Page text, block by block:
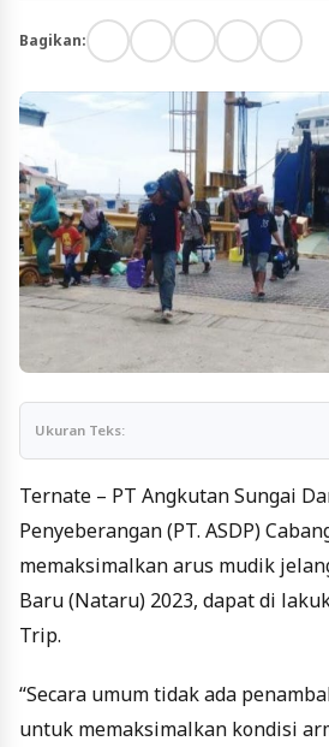
Bagikan:
Ukuran Teks:
Ternate – PT Angkutan Sungai
Penyeberangan (PT. ASDP)
memaksimalkan arus mudik
Baru (Nataru) 2023, dapat di
Trip.
“Secara umum tidak ada
untuk memaksimalkan kondisi